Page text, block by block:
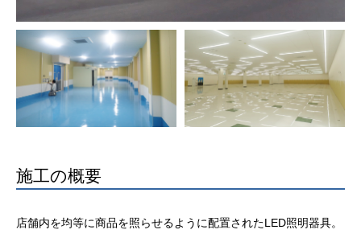
施工の概要
店舗内を均等に商品を照らせるように配置されたLED照明器具。